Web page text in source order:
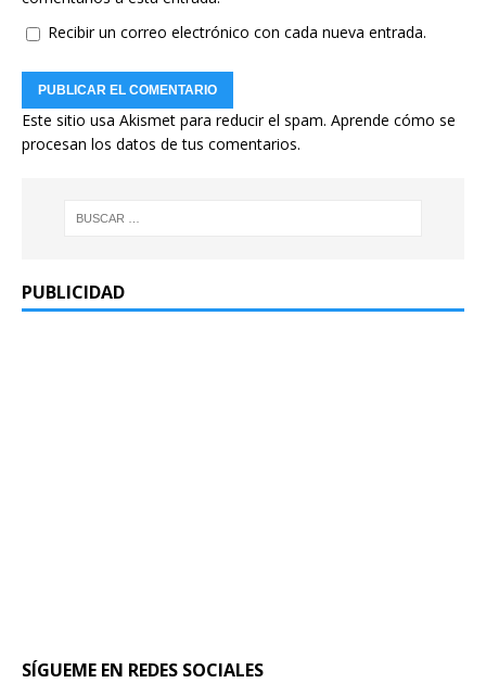
Recibir un correo electrónico con cada nueva entrada.
Este sitio usa Akismet para reducir el spam. Aprende cómo se
procesan los datos de tus comentarios.
PUBLICIDAD
SÍGUEME EN REDES SOCIALES